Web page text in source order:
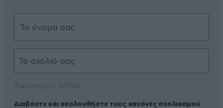
Διαβάστε και ακολουθήστε τους κανόνες σχολιασμού